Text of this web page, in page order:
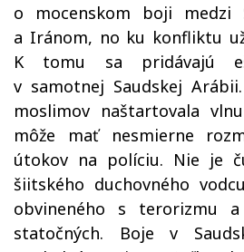
o mocenskom boji medzi
a Iránom, no ku konfliktu
K tomu sa pridávajú
v samotnej Saudskej
moslimov naštartovala
môže mať nesmierne
útokov na políciu. Nie je
šiitského duchovného
obvineného s terorizmu
statočných. Boje v